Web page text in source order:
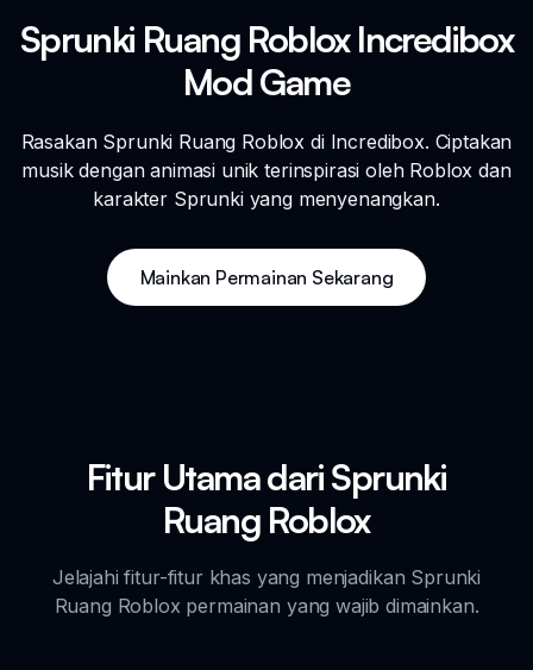
Sprunki Ruang Roblox Incredibox
Mod Game
Rasakan Sprunki Ruang Roblox di Incredibox. Ciptakan
musik dengan animasi unik terinspirasi oleh Roblox dan
karakter Sprunki yang menyenangkan.
Mainkan Permainan Sekarang
Fitur Utama dari Sprunki
Ruang Roblox
Jelajahi fitur-fitur khas yang menjadikan Sprunki
Ruang Roblox permainan yang wajib dimainkan.